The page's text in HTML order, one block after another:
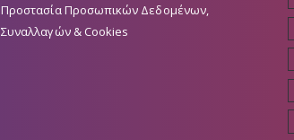
Προστασία Προσωπικών Δεδομένων,
Συναλλαγών & Cookies